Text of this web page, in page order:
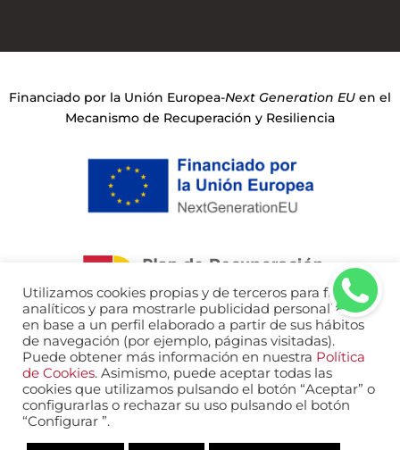
Financiado por la Unión Europea-Next Generation EU en el
Mecanismo de Recuperación y Resiliencia
Aviso legal
Política de Privacidad
Política de Cookies
Utilizamos cookies propias y de terceros para fines
analíticos y para mostrarle publicidad personalizada
en base a un perfil elaborado a partir de sus hábitos
de navegación (por ejemplo, páginas visitadas).
Puede obtener más información en nuestra Política
de Cookies. Asimismo, puede aceptar todas las
cookies que utilizamos pulsando el botón “Aceptar” o
configurarlas o rechazar su uso pulsando el botón
“Configurar ”.